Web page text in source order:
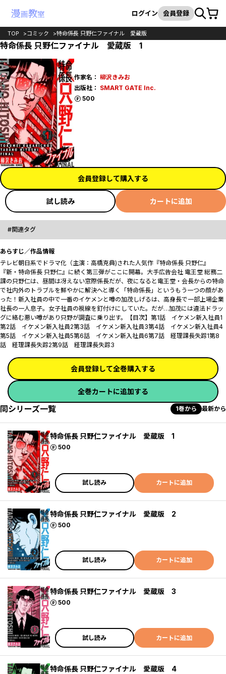
検索
ログイン 会員登録カート
TOP コミック 特命係長 只野仁ファイナル 愛蔵版
特命係長 只野仁ファイナル 愛蔵版 1
作家名： 柳沢きみお
出版社： SMART GATE Inc.
500
ポイント
会員登録して購入する
試し読み カートに追加
関連タグ
あらすじ／作品情報
テレビ朝日系でドラマ化（主演：高橋克典)された人気作『特命係長 只野仁』
『新・特命係長 只野仁』に続く第三弾がここに開幕。大手広告会社 電王堂 総務二
課の只野仁は、昼間は冴えない窓際係長だが、夜になると電王堂・会長からの特命
で社内外のトラブルを鮮やかに解決へと導く「特命係長」というもう一つの顔があ
った――！新入社員の中で一番のイケメンと噂の加茂しげるは、高身長で一部上場企業
社長の一人息子。女子社員の視線を釘付けにしていた。だが…加茂には違法ドラッ
グに絡む悪い噂があり只野が調査に乗り出す。【目次】第1話 イケメン新入社員1
第2話 イケメン新入社員2第3話 イケメン新入社員3第4話 イケメン新入社員4
第5話 イケメン新入社員5第6話 イケメン新入社員6第7話 経理課長失踪1第8
話 経理課長失踪2第9話 経理課長失踪3
会員登録して全巻購入する
全巻カートに追加する
同シリーズ一覧 1巻から 最新から
特命係長 只野仁ファイナル 愛蔵版 1
500
ポイント
試し読み カートに追加
特命係長 只野仁ファイナル 愛蔵版 2
500
ポイント
試し読み カートに追加
特命係長 只野仁ファイナル 愛蔵版 3
500
ポイント
試し読み カートに追加
特命係長 只野仁ファイナル 愛蔵版 4